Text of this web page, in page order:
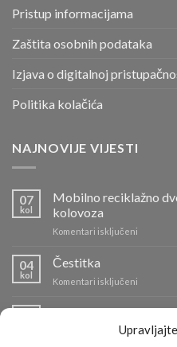
Pristup informacijama
Zaštita osobnih podataka
Izjava o digitalnoj
Politika kolačića
NAJNOVIJE VIJESTI
07
kol
Mobilno reciklažno
kolovoza
Komentari isključeni
od
kolovoza
04
kol
Čestitka
Komentari isključeni
Info o radu